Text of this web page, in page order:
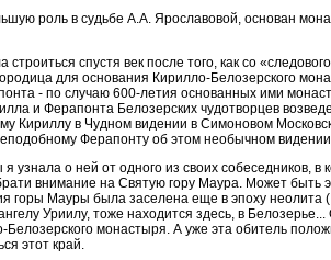
роль в судьбе А.А. Ярославовой, основан
спустя век после того, как со
для основания Кирилло-Белозерского
- по случаю 600-летия основанных ими
и Ферапонта Белозерских чудотворцев
Кириллу в Чудном видении в Симоновом
Ферапонту об этом необычном
о ней от одного из своих собеседников, в
внимание на Святую гору Маура. Может быть
горы Мауры была заселена еще в эпоху неолита
Уриилу, тоже находится здесь, в Белозерье...
монастыря. А уже эта обитель
этот край.